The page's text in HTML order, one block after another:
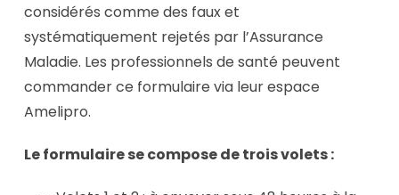
considérés comme des faux et
systématiquement rejetés par l’Assurance
Maladie. Les professionnels de santé peuvent
commander ce formulaire via leur espace
Amelipro.
Le formulaire se compose de trois volets :